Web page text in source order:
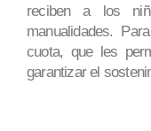
reciben a los
manualidades.
cuota, que les
garantizar el